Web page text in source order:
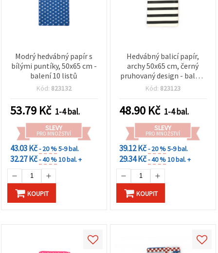
Modrý hedvábný papír s
bílými puntíky, 50x65 cm -
balení 10 listů
Kód: 823132
53.79 Kč 1-4 bal.
SLEVY
PRO MNOŽSTVÍ
43.03 Kč- 20 %5-9 bal.
32.27 Kč- 40 %10 bal. +
KOUPIT
Hedvábný balicí papír,
archy 50x65 cm, černý
pruhovaný design - balení
10 ks
Kód: 823123
48.90 Kč 1-4 bal.
SLEVY
PRO MNOŽSTVÍ
39.12 Kč- 20 %5-9 bal.
29.34 Kč- 40 %10 bal. +
KOUPIT